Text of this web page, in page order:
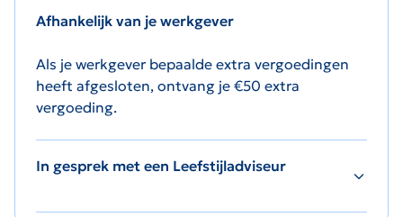
Afhankelijk van je werkgever
Als je werkgever bepaalde extra vergoedingen
heeft afgesloten, ontvang je €50 extra
vergoeding.
In gesprek met een Leefstijladviseur